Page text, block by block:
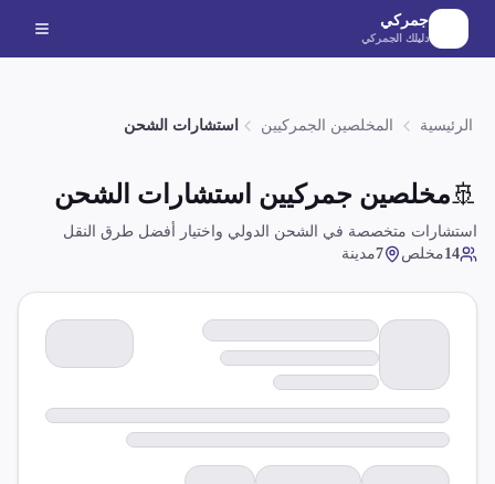
الانتقال إلى المحتوى الرئيسي
جمركي
دليلك الجمركي
الرئيسية المخلصين الجمركيين استشارات الشحن
🚢مخلصين جمركيين استشارات الشحن
استشارات متخصصة في الشحن الدولي واختيار أفضل طرق النقل
14مخلص 7مدينة